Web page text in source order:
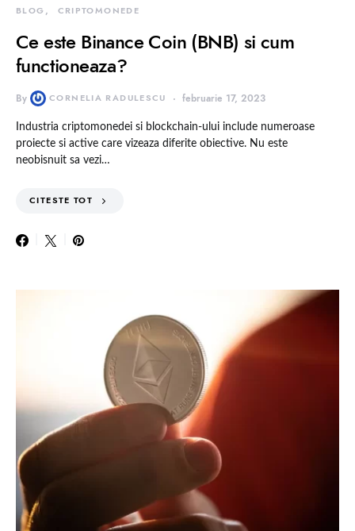
BLOG CRIPTOMONEDE
Ce este Binance Coin (BNB) si cum
functioneaza?
By CORNELIA RADULESCU februarie 17, 2023
Industria criptomonedei si blockchain-ului include numeroase
proiecte si active care vizeaza diferite obiective. Nu este
neobisnuit sa vezi…
CITESTE TOT